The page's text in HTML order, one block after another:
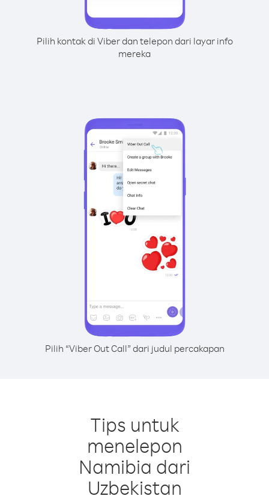
Pilih kontak di Viber dan telepon dari layar info
mereka
Pilih “Viber Out Call” dari judul percakapan
Tips untuk
menelepon
Namibia dari
Uzbekistan